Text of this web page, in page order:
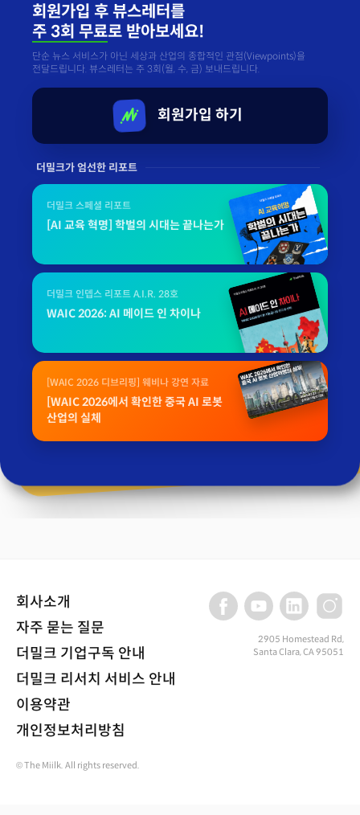
회원가입 후 뷰스레터를
주 3회 무료로 받아보세요!
단순 뉴스 서비스가 아닌 세상과 산업의 종합적인 관점(Viewpoints)을
전달드립니다. 뷰스레터는 주 3회(월, 수, 금) 보내드립니다.
회원가입 하기
더밀크가 엄선한 리포트
더밀크 스페셜 리포트
[AI 교육 혁명] 학벌의 시대는 끝나는가
더밀크 인뎁스 리포트 A.I.R. 28호
WAIC 2026: AI 메이드 인 차이나
[WAIC 2026 디브리핑] 웨비나 강연 자료
[WAIC 2026에서 확인한 중국 AI 로봇
산업의 실체
회사소개
자주 묻는 질문
더밀크 기업구독 안내
더밀크 리서치 서비스 안내
이용약관
개인정보처리방침
2905 Homestead Rd,
Santa Clara, CA 95051
© The Miilk. All rights reserved.